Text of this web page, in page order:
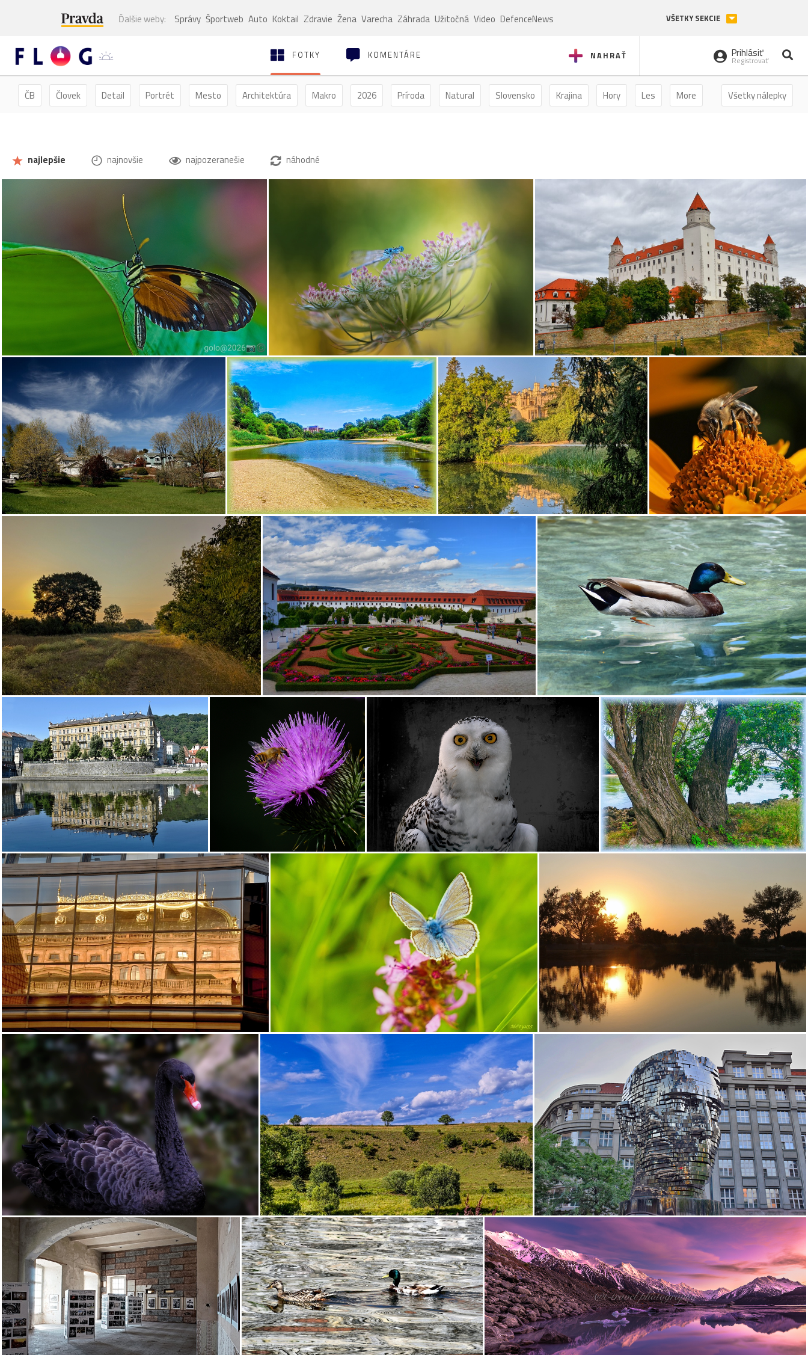
Ďalšie weby: Správy Športweb Auto Koktail Zdravie Žena Varecha Záhrada Užitočná Video DefenceNews VŠETKY SEKCIE
NAHRAŤ
FOTKY KOMENTÁRE Prihlásiť
Registrovať
Všetky nálepky
ČB Človek Detail Portrét Mesto Architektúra Makro 2026 Príroda Natural Slovensko Krajina Hory Les More
najlepšie najnovšie najpozeranešie náhodné